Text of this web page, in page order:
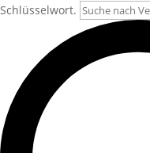
Schlüsselwort.